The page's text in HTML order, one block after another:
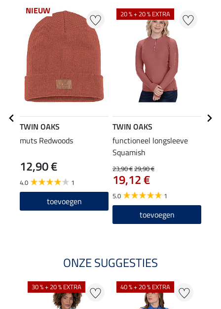
NIEUW
TWIN OAKS
muts Redwoods
12,90 €
4.0 1
toevoegen
20 % + 20 % EXTRA
TWIN OAKS
functioneel longsleeve
Squamish
23,90 €29,90 €
19,12 €
5.0 1
toevoegen
ONZE SUGGESTIES
30 % + 20 % EXTRA 40 % + 20 % EXTRA